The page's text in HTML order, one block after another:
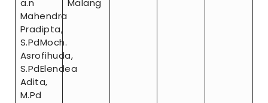
a.n
Mahendra
Pradipta,
S.PdMoch.
Asrofihuda,
S.PdElendea
Adita,
M.Pd
Malang